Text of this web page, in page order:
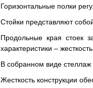
Горизонтальные полки
Стойки представляют
Продольные края стоек
характеристики –
В собранном виде стеллаж
Жесткость конструкции